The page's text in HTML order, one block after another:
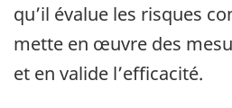
qu’il évalue les risques
mette en œuvre des
et en valide l’efficacité.